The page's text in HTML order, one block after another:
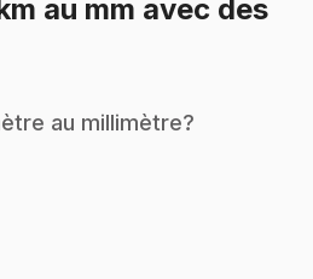
au mm avec des
au millimètre?